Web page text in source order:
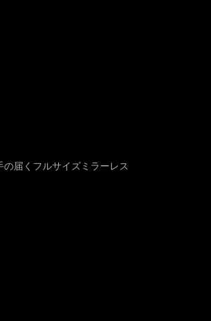
の届くフルサイズミラーレス